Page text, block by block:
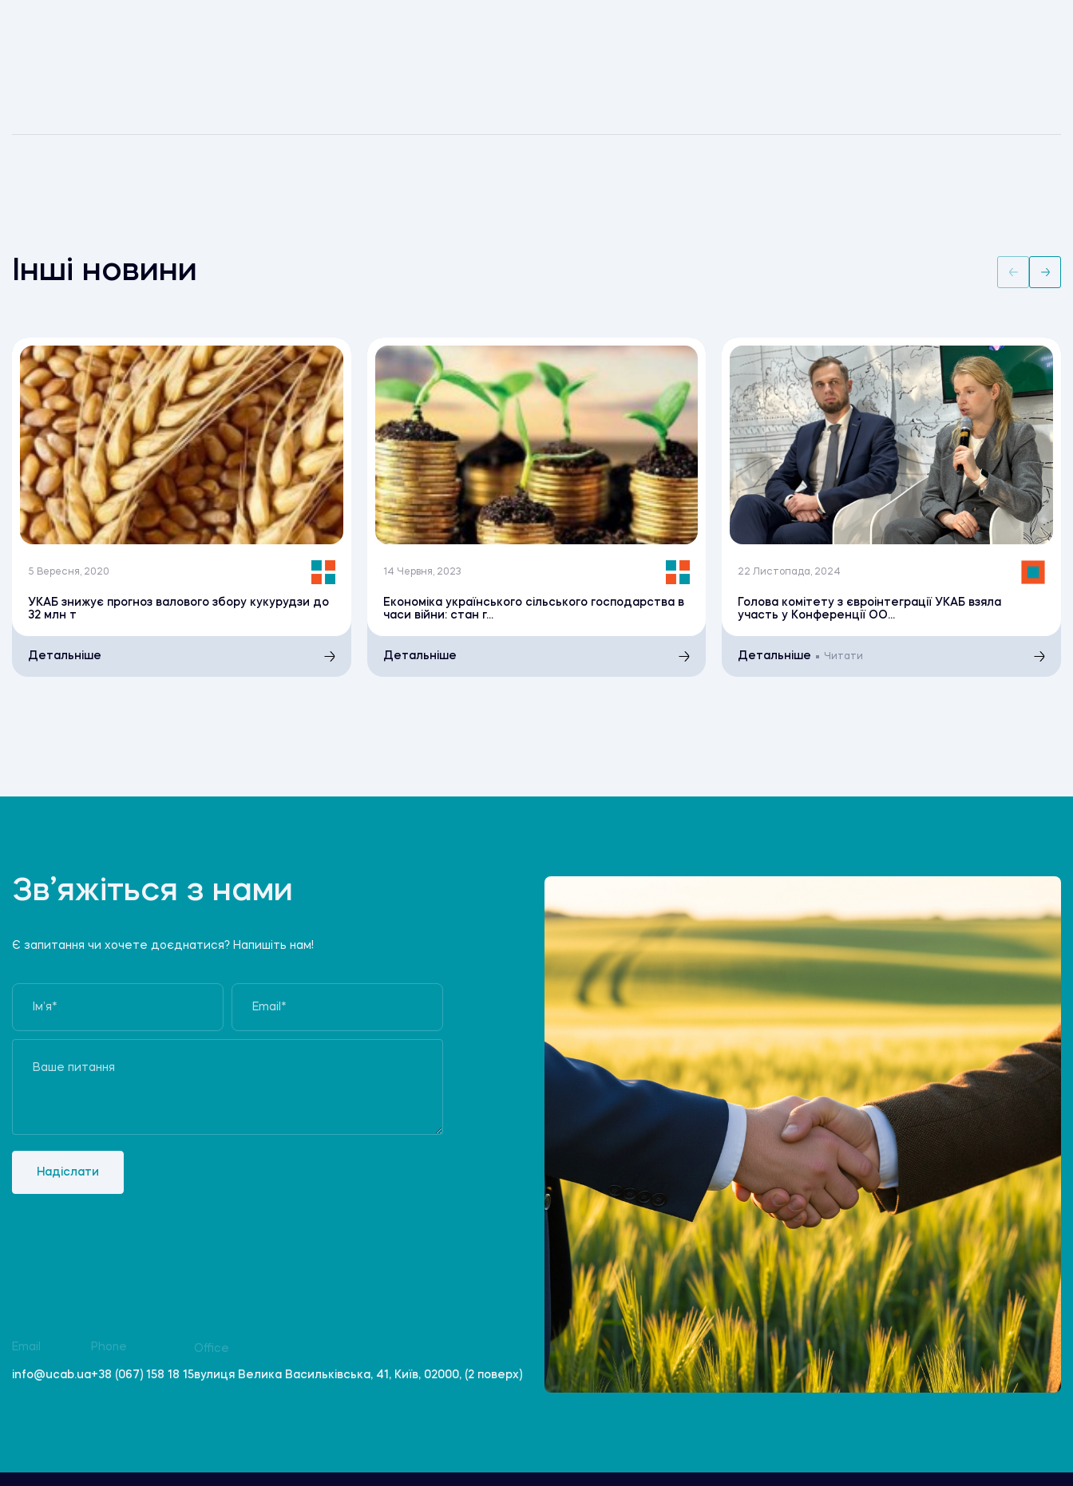
Інші новини
5 Вересня, 2020
УКАБ знижує прогноз валового збору кукурудзи до
32 млн т
Детальніше
14 Червня, 2023
Економіка українського сільського господарства в
часи війни: стан г...
Детальніше
22 Листопада, 2024
Голова комітету з євроінтеграції УКАБ взяла
участь у Конференції ОО...
Детальніше Читати
Зв’яжіться з нами
Є запитання чи хочете доєднатися? Напишіть нам!
Надіслати
Email
info@ucab.ua
Phone
+38 (067) 158 18 15
Office
вулиця Велика Васильківська, 41, Київ, 02000, (2 поверх)